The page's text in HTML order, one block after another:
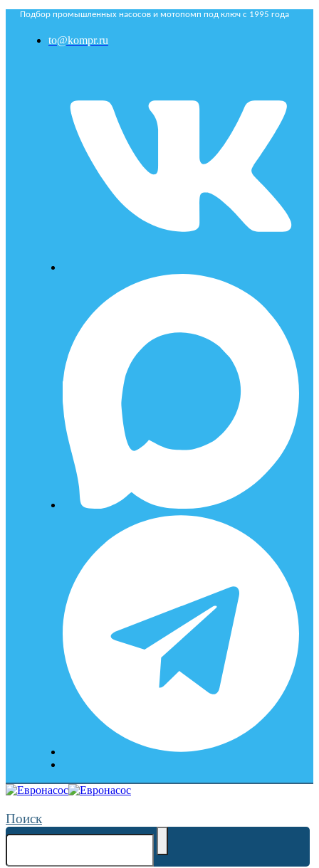
Подбор промышленных насосов и мотопомп под ключ с 1995 года
to@kompr.ru
Поиск